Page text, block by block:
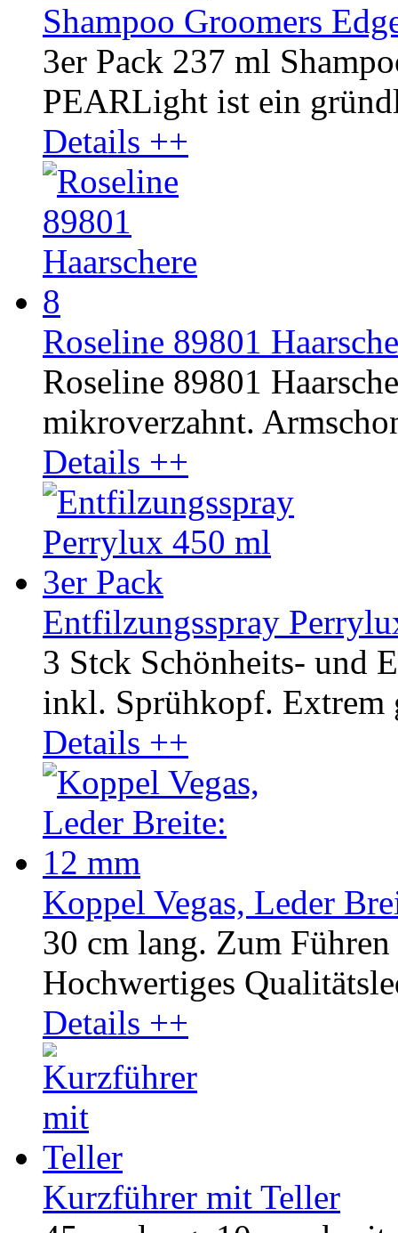
Shampoo Groomers
3er Pack 237 ml
PEARLight ist ein
Details ++
Roseline 89801
Roseline 89801
mikroverzahnt.
Details ++
Entfilzungsspray
3 Stck Schönheits- und
inkl. Sprühkopf. Extrem
Details ++
Koppel Vegas, Leder
30 cm lang. Zum
Hochwertiges
Details ++
Kurzführer mit Teller